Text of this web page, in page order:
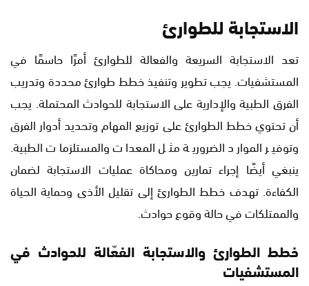
الاستجابة للطوارئ
تعد الاستجابة السريعة والفعالة للطوارئ أمرًا حاسمًا في
المستشفيات. يجب تطوير وتنفيذ خطط طوارئ محددة وتدريب
الفرق الطبية والإدارية على الاستجابة للحوادث المحتملة. يجب
أن تحتوي خطط الطوارئ على توزيع المهام وتحديد أدوار الفرق
وتوفير الموارد الضرورية مثل المعدات والمستلزمات الطبية.
ينبغي أيضًا إجراء تمارين ومحاكاة عمليات الاستجابة لضمان
الكفاءة. تهدف خطط الطوارئ إلى تقليل الأذى وحماية الحياة
والممتلكات في حالة وقوع حوادث.
خطط الطوارئ والاستجابة الفعّالة للحوادث في
المستشفيات